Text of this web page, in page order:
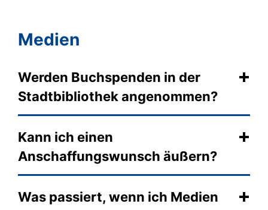
Medien
Werden Buchspenden in der
Stadtbibliothek angenommen?
Kann ich einen
Anschaffungswunsch äußern?
Was passiert, wenn ich Medien